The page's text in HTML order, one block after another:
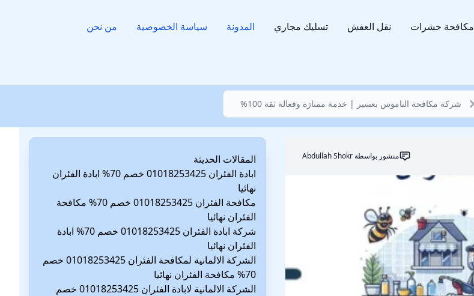
مكافحة حشرات نقل العفش تسليك مجاري المدونة سياسة الخصوصية من نحن
شركة مكافحة الناموس بعسير | خدمة ممتازة وفعالة ثقة 100%
منشور بواسطةAbdullah Shokr
المقالات الحديثة
ابادة الفئران 01018253425 خصم 70% ابادة الفئران
نهائيا
مكافحة الفئران 01018253425 خصم 70% مكافحة
الفئران نهائيا
شركة ابادة الفئران 01018253425 خصم 70% ابادة
الفئران نهائيا
الشركة الالمانية لمكافحة الفئران 01018253425 خصم
70% مكافحة الفئران نهائيا
الشركة الالمانية لابادة الفئران 01018253425 خصم